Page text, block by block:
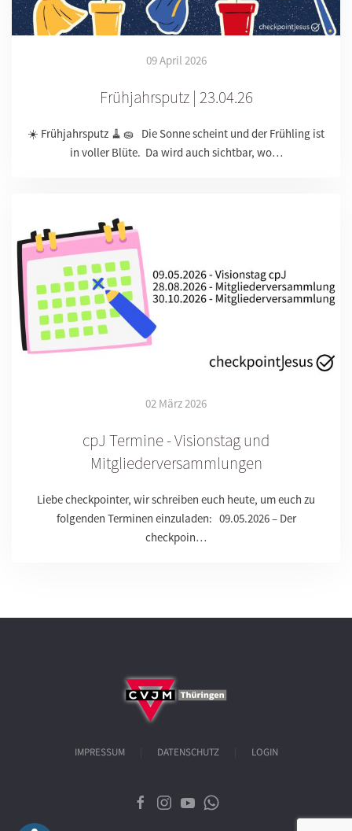
09 April 2026
Frühjahrsputz | 23.04.26
☀️ Frühjahrsputz 🧹🧽 Die Sonne scheint und der Frühling ist
in voller Blüte. Da wird auch sichtbar, wo…
02 März 2026
cpJ Termine - Visionstag und
Mitgliederversammlungen
Liebe checkpointer, wir schreiben euch heute, um euch zu
folgenden Terminen einzuladen: 09.05.2026 – Der
checkpoin…
IMPRESSUM DATENSCHUTZ LOGIN